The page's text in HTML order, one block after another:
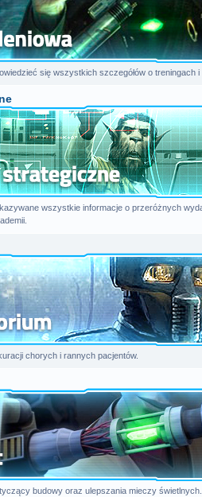
się wszystkich szczegółów o treningach
wszystkie informacje o przeróżnych
chorych i rannych pacjentów.
budowy oraz ulepszania mieczy świetlnych.